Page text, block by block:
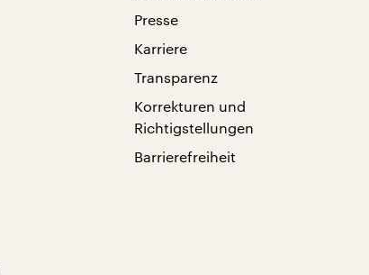
Presse
Karriere
Transparenz
Korrekturen und
Richtigstellungen
Barrierefreiheit